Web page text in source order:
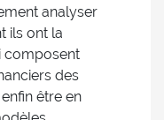
analyser
ils ont la
composent
des
être en